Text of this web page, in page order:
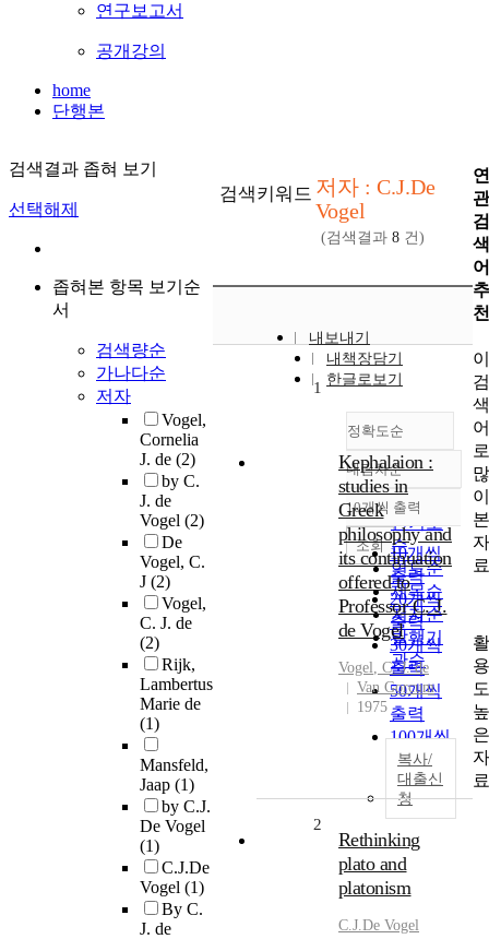
연구보고서
공개강의
home
단행본
검색결과 좁혀 보기
선택해제
좁혀본 항목 보기순
서
검색량순
가나다순
저자
Vogel,
Cornelia
J. de (2)
by C.
J. de
Vogel (2)
De
Vogel, C.
J (2)
Vogel,
C. J. de
(2)
Rijk,
Lambertus
Marie de
(1)
Mansfeld,
Jaap (1)
by C.J.
De Vogel
(1)
C.J.De
Vogel (1)
By C.
J. de
검색키워드 저자 : C.J.De
Vogel
(검색결과 8 건)
내보내기
내책장담기
한글로보기
정확도순
정확도
순
인기도
순
연도순
제목순
저자순
발행기
관순
내림차순
내림차순
10개씩 출력
10개씩
출력
20개씩
출력
30개씩
출력
50개씩
출력
100개씩
출력
조회
1
Kephalaion :
studies in
Greek
philosophy and
its continuation
offered to
Professor C. J.
de Vogel
Vogel, C.J.de
Van Gorcum
1975
복사/
대출신
청
2
Rethinking
plato and
platonism
C.J.De Vogel
연
관
검
색
어
추
천
이
검
색
어
로
많
이
본
자
료
활
용
도
높
은
자
료